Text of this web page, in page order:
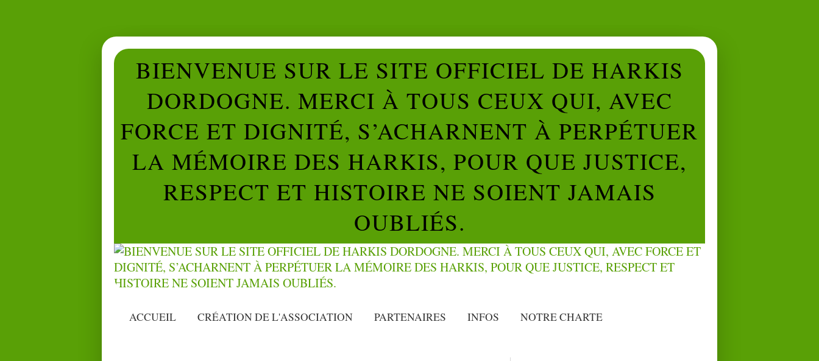
BIENVENUE SUR LE SITE OFFICIEL DE HARKIS
DORDOGNE. MERCI À TOUS CEUX QUI, AVEC
FORCE ET DIGNITÉ, S’ACHARNENT À PERPÉTUER
LA MÉMOIRE DES HARKIS, POUR QUE JUSTICE,
RESPECT ET HISTOIRE NE SOIENT JAMAIS
OUBLIÉS.
ACCUEIL CRÉATION DE L'ASSOCIATION PARTENAIRES INFOS NOTRE CHARTE